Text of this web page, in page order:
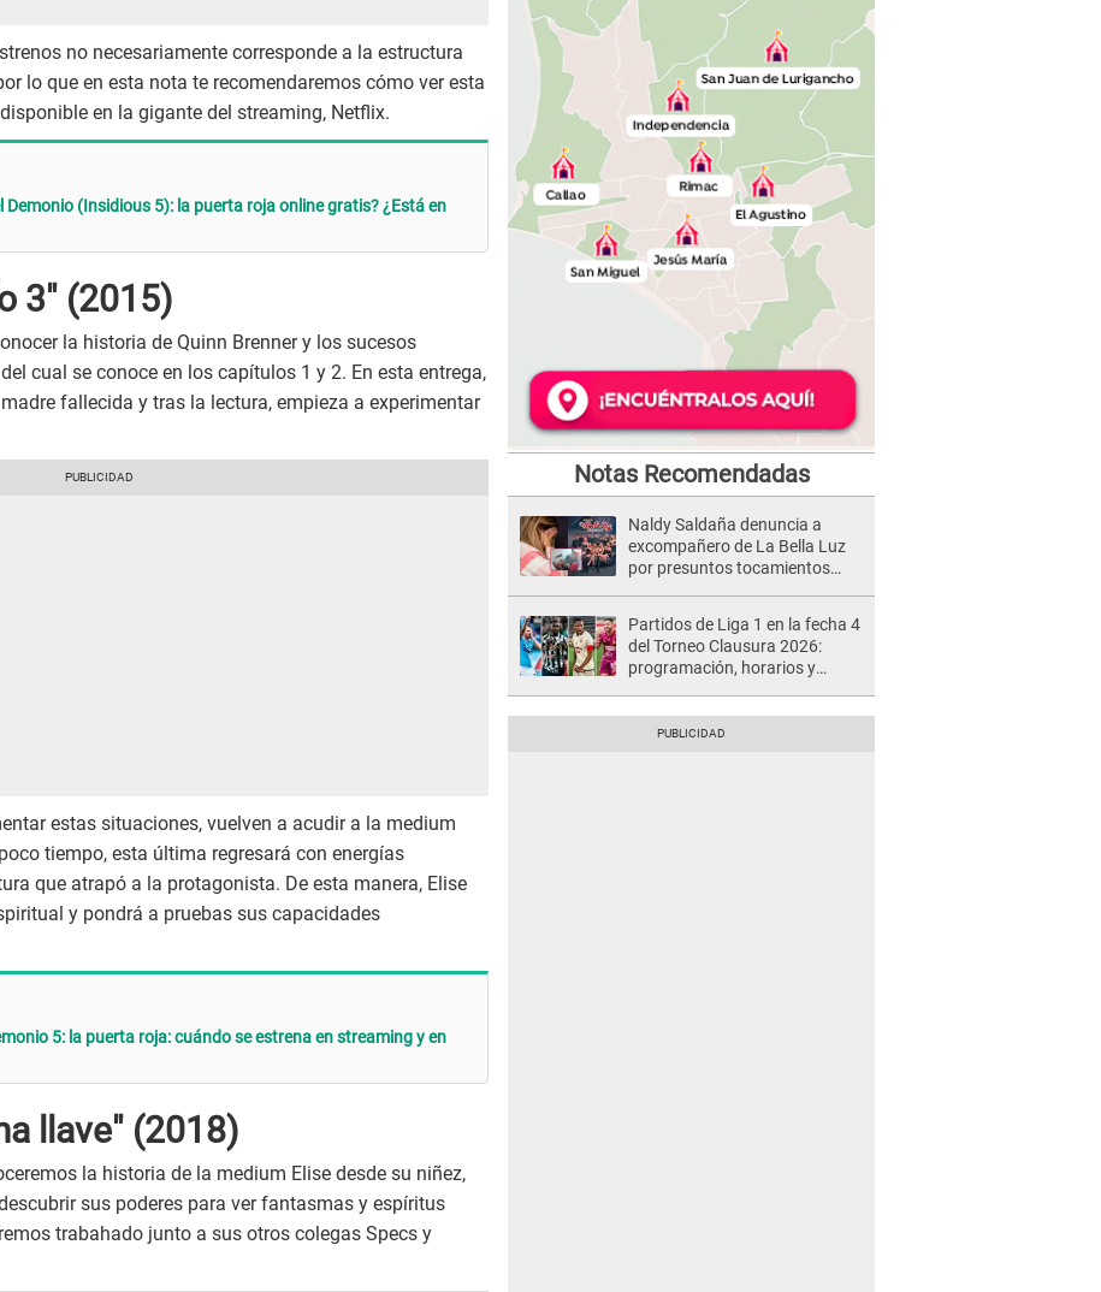
no necesariamente corresponde a la estructura
lo que en esta nota te recomendaremos cómo ver esta
en la gigante del streaming, Netflix.
Demonio (Insidious 5): la puerta roja online gratis? ¿Está en
3" (2015)
la historia de Quinn Brenner y los sucesos
cual se conoce en los capítulos 1 y 2. En esta entrega,
fallecida y tras la lectura, empieza a experimentar
estas situaciones, vuelven a acudir a la medium
tiempo, esta última regresará con energías
que atrapó a la protagonista. De esta manera, Elise
y pondrá a pruebas sus capacidades
5: la puerta roja: cuándo se estrena en streaming y en
llave" (2018)
la historia de la medium Elise desde su niñez,
sus poderes para ver fantasmas y espíritus
trabahado junto a sus otros colegas Specs y
Notas Recomendadas
Naldy Saldaña denuncia a
excompañero de La Bella Luz
por presuntos tocamientos
Partidos de Liga 1 en la fecha 4
del Torneo Clausura 2026:
programación, horarios y